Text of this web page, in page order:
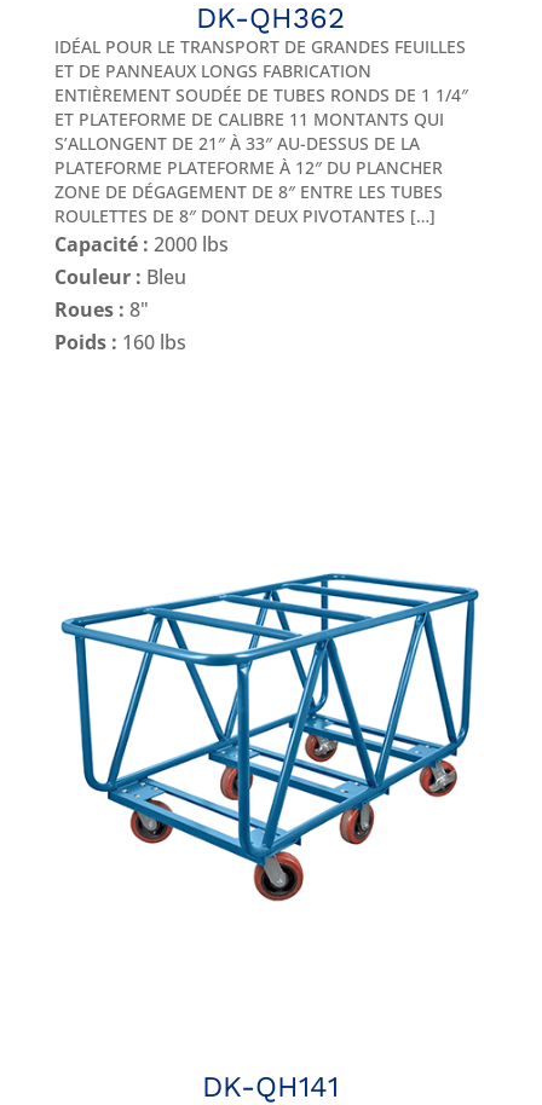
DK-QH362
IDÉAL POUR LE TRANSPORT DE GRANDES FEUILLES
ET DE PANNEAUX LONGS FABRICATION
ENTIÈREMENT SOUDÉE DE TUBES RONDS DE 1 1/4″
ET PLATEFORME DE CALIBRE 11 MONTANTS QUI
S’ALLONGENT DE 21″ À 33″ AU-DESSUS DE LA
PLATEFORME PLATEFORME À 12″ DU PLANCHER
ZONE DE DÉGAGEMENT DE 8″ ENTRE LES TUBES
ROULETTES DE 8″ DONT DEUX PIVOTANTES […]
Capacité : 2000 lbs
Couleur : Bleu
Roues : 8"
Poids : 160 lbs
DK-QH141